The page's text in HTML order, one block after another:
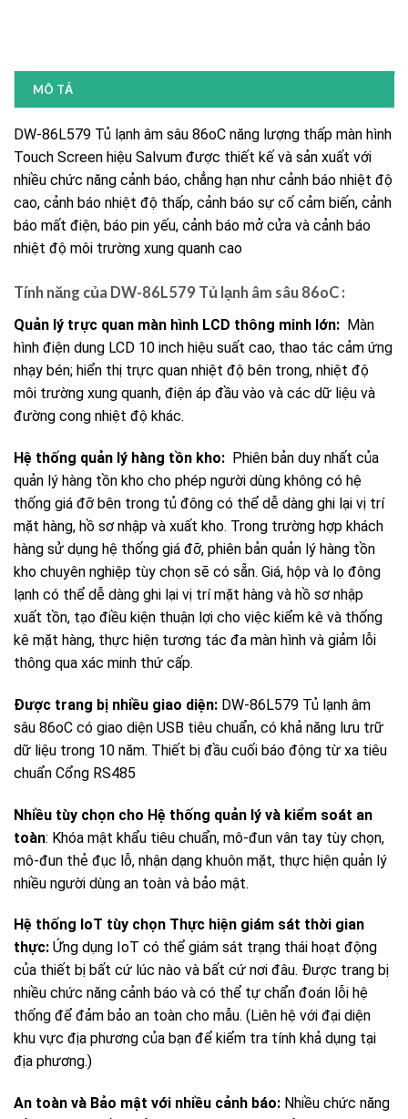
MÔ TẢ
DW-86L579 Tủ lạnh âm sâu 86oC năng lượng thấp màn hình
Touch Screen hiệu Salvum được thiết kế và sản xuất với
nhiều chức năng cảnh báo, chẳng hạn như cảnh báo nhiệt độ
cao, cảnh báo nhiệt độ thấp, cảnh báo sự cố cảm biến, cảnh
báo mất điện, báo pin yếu, cảnh báo mở cửa và cảnh báo
nhiệt độ môi trường xung quanh cao
Tính năng của DW-86L579 Tủ lạnh âm sâu 86oC :
Quản lý trực quan màn hình LCD thông minh lớn: Màn
hình điện dung LCD 10 inch hiệu suất cao, thao tác cảm ứng
nhạy bén; hiển thị trực quan nhiệt độ bên trong, nhiệt độ
môi trường xung quanh, điện áp đầu vào và các dữ liệu và
đường cong nhiệt độ khác.
Hệ thống quản lý hàng tồn kho: Phiên bản duy nhất của
quản lý hàng tồn kho cho phép người dùng không có hệ
thống giá đỡ bên trong tủ đông có thể dễ dàng ghi lại vị trí
mặt hàng, hồ sơ nhập và xuất kho. Trong trường hợp khách
hàng sử dụng hệ thống giá đỡ, phiên bản quản lý hàng tồn
kho chuyên nghiệp tùy chọn sẽ có sẵn. Giá, hộp và lọ đông
lạnh có thể dễ dàng ghi lại vị trí mặt hàng và hồ sơ nhập
xuất tồn, tạo điều kiện thuận lợi cho việc kiểm kê và thống
kê mặt hàng, thực hiện tương tác đa màn hình và giảm lỗi
thông qua xác minh thứ cấp.
Được trang bị nhiều giao diện: DW-86L579 Tủ lạnh âm
sâu 86oC có giao diện USB tiêu chuẩn, có khả năng lưu trữ
dữ liệu trong 10 năm. Thiết bị đầu cuối báo động từ xa tiêu
chuẩn Cổng RS485
Nhiều tùy chọn cho Hệ thống quản lý và kiểm soát an
toàn: Khóa mật khẩu tiêu chuẩn, mô-đun vân tay tùy chọn,
mô-đun thẻ đục lỗ, nhận dạng khuôn mặt, thực hiện quản lý
nhiều người dùng an toàn và bảo mật.
Hệ thống IoT tùy chọn Thực hiện giám sát thời gian
thực: Ứng dụng IoT có thể giám sát trạng thái hoạt động
của thiết bị bất cứ lúc nào và bất cứ nơi đâu. Được trang bị
nhiều chức năng cảnh báo và có thể tự chẩn đoán lỗi hệ
thống để đảm bảo an toàn cho mẫu. (Liên hệ với đại diện
khu vực địa phương của bạn để kiểm tra tính khả dụng tại
địa phương.)
An toàn và Bảo mật với nhiều cảnh báo: Nhiều chức năng